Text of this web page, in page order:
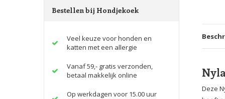
Bestellen bij Hondjekoek
Veel keuze voor honden en
katten met een allergie
Vanaf 59,- gratis verzonden,
betaal makkelijk online
Op werkdagen voor 15.00 uur
Deze